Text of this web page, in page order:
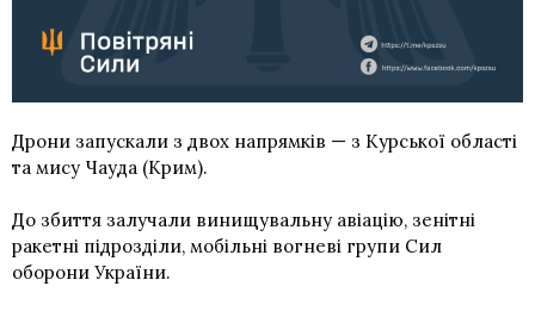
Дрони запускали з двох напрямків — з Курської області
та мису Чауда (Крим).
До збиття залучали винищувальну авіацію, зенітні
ракетні підрозділи, мобільні вогневі групи Сил
оборони України.